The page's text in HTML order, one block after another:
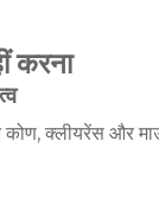
करना
क्लीयरेंस और